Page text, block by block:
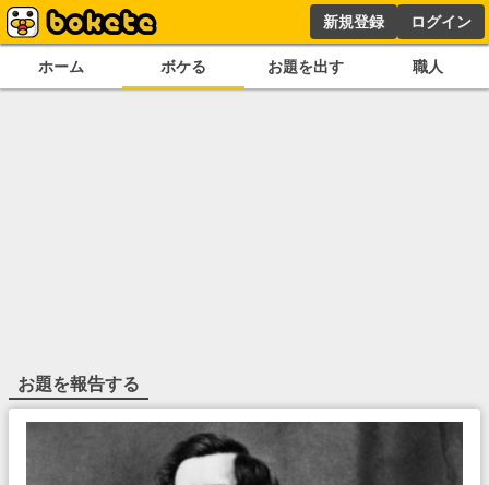
新規登録 ログイン
ホーム ボケる お題を出す 職人
お題を報告する